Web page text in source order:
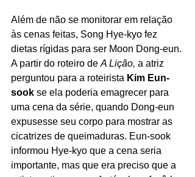
Além de não se monitorar em relação
às cenas feitas, Song Hye-kyo fez
dietas rígidas para ser Moon Dong-eun.
A partir do roteiro de A Lição, a atriz
perguntou para a roteirista Kim Eun-
sook se ela poderia emagrecer para
uma cena da série, quando Dong-eun
expusesse seu corpo para mostrar as
cicatrizes de queimaduras. Eun-sook
informou Hye-kyo que a cena seria
importante, mas que era preciso que a